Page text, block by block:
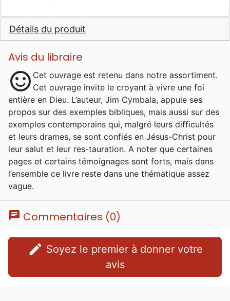
Détails du produit
Avis du libraire
sentiment_satisfied Cet ouvrage est retenu dans notre assortiment.
Cet ouvrage invite le croyant à vivre une foi
entière en Dieu. L’auteur, Jim Cymbala, appuie ses
propos sur des exemples bibliques, mais aussi sur des
exemples contemporains qui, malgré leurs difficultés
et leurs drames, se sont confiés en Jésus-Christ pour
leur salut et leur res-tauration. A noter que certaines
pages et certains témoignages sont forts, mais dans
l’ensemble ce livre reste dans une thématique assez
vague.
chat Commentaires (0)
edit
avis